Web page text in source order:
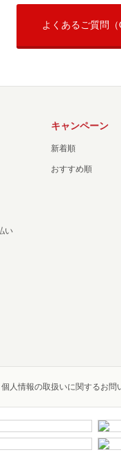
よくあるご質問
い
キャンペーン
新着順
おすすめ順
個人情報の取扱いに関するお問